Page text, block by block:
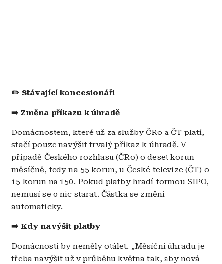
✏️ Stávající koncesionáři
➡️ Změna příkazu k úhradě
Domácnostem, které už za služby ČRo a ČT platí,
stačí pouze navýšit trvalý příkaz k úhradě. V
případě Českého rozhlasu (ČRo) o deset korun
měsíčně, tedy na 55 korun, u České televize (ČT) o
15 korun na 150. Pokud platby hradí formou SIPO,
nemusí se o nic starat. Částka se změní
automaticky.
➡️ Kdy navýšit platby
Domácnosti by neměly otálet. „Měsíční úhradu je
třeba navýšit už v průběhu května tak, aby nová